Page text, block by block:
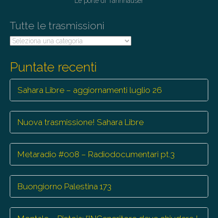
n
Tutte le trasmissioni
Tutte
Puntate recenti
Sahara Libre – aggiornamenti luglio 26
Nuova trasmissione! Sahara Libre
Metaradio #008 – Radiodocumentari pt.3
Buongiorno Palestina 173